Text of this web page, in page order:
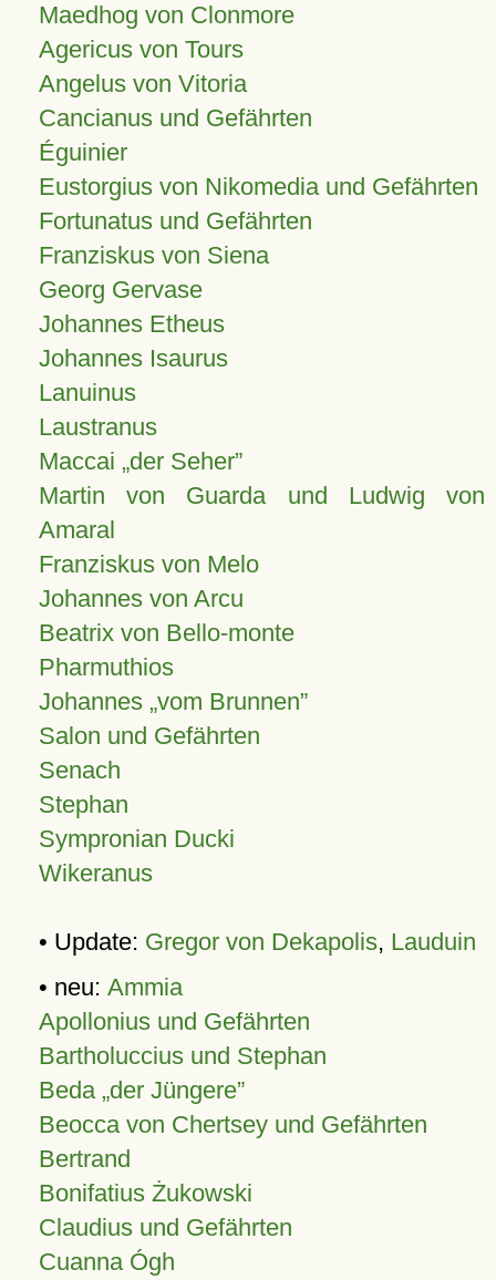
Maedhog von Clonmore
Agericus von Tours
Angelus von Vitoria
Cancianus und Gefährten
Éguinier
Eustorgius von Nikomedia und Gefährten
Fortunatus und Gefährten
Franziskus von Siena
Georg Gervase
Johannes Etheus
Johannes Isaurus
Lanuinus
Laustranus
Maccai „der Seher”
Martin von Guarda und Ludwig von
Amaral
Franziskus von Melo
Johannes von Arcu
Beatrix von Bello-monte
Pharmuthios
Johannes vom Brunnen
Salon und Gefährten
Senach
Stephan
Sympronian Ducki
Wikeranus
• Update: Gregor von Dekapolis, Lauduin
• neu: Ammia
Apollonius und Gefährten
Bartholuccius und Stephan
Beda „der Jüngere”
Beocca von Chertsey und Gefährten
Bertrand
Bonifatius Żukowski
Claudius und Gefährten
Cuanna Ógh